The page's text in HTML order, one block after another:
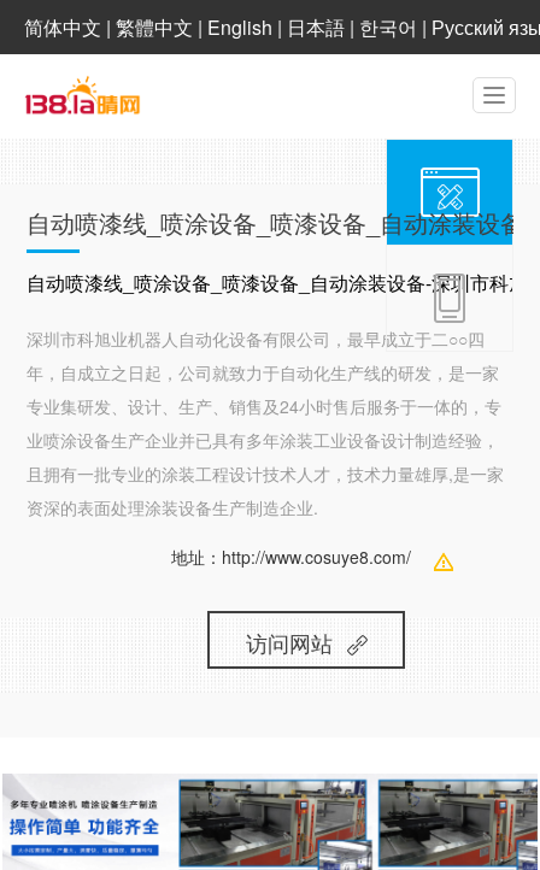
简体中文 | 繁體中文 | English | 日本語 | 한국어 | Русский
自动喷漆线_喷涂设备_喷漆设备_自动涂装设
自动喷漆线_喷涂设备_喷漆设备_自动涂装设备-深圳市科
深圳市科旭业机器人自动化设备有限公司，最早成立于二○○四
年，自成立之日起，公司就致力于自动化生产线的研发，是一家
专业集研发、设计、生产、销售及24小时售后服务于一体的，专
业喷涂设备生产企业并已具有多年涂装工业设备设计制造经验，
且拥有一批专业的涂装工程设计技术人才，技术力量雄厚,是一家
资深的表面处理涂装设备生产制造企业.
地址： http://www.cosuye8.com/
访问网站